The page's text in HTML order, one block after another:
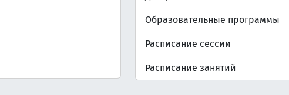
Образовательные программы
Расписание сессии
Расписание занятий